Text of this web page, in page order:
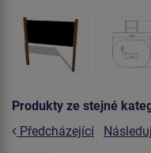
Produkty ze stejné
Předcházející